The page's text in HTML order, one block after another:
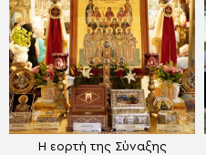
Η εορτή της Σύναξης